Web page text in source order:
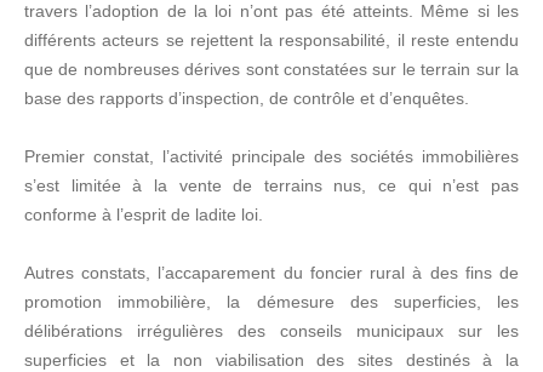
travers l’adoption de la loi n’ont pas été atteints. Même si les
différents acteurs se rejettent la responsabilité, il reste entendu
que de nombreuses dérives sont constatées sur le terrain sur la
base des rapports d’inspection, de contrôle et d’enquêtes.
Premier constat, l’activité principale des sociétés immobilières
s’est limitée à la vente de terrains nus, ce qui n’est pas
conforme à l’esprit de ladite loi.
Autres constats, l’accaparement du foncier rural à des fins de
promotion immobilière, la démesure des superficies, les
délibérations irrégulières des conseils municipaux sur les
superficies et la non viabilisation des sites destinés à la